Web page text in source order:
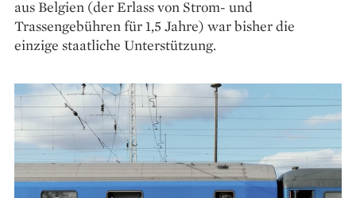
aus Belgien (der Erlass von Strom- und
Trassengebühren für 1,5 Jahre) war bisher die
einzige staatliche Unterstützung.